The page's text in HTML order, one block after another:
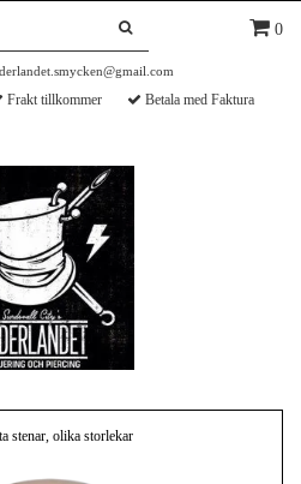
0
Frakt tillkommer Betala med Faktura
stenar, olika storlekar